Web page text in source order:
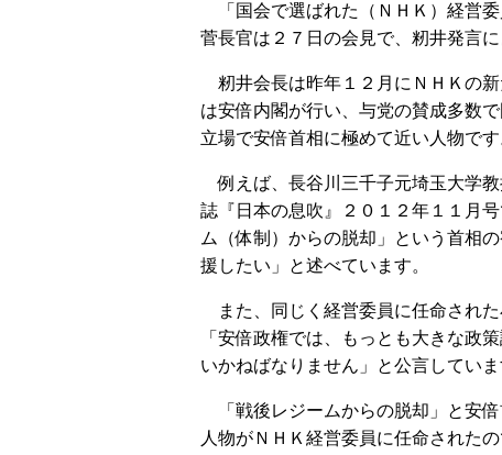
「国会で選ばれた（ＮＨＫ）経営委
菅長官は２７日の会見で、籾井発言
籾井会長は昨年１２月にＮＨＫの
は安倍内閣が行い、与党の賛成多数
立場で安倍首相に極めて近い人物です
例えば、長谷川三千子元埼玉大学
誌『日本の息吹』２０１２年１１月
ム（体制）からの脱却」という首相
援したい」と述べています。
また、同じく経営委員に任命された
「安倍政権では、もっとも大きな政
いかねばなりません」と公言していま
「戦後レジームからの脱却」と安
人物がＮＨＫ経営委員に任命された